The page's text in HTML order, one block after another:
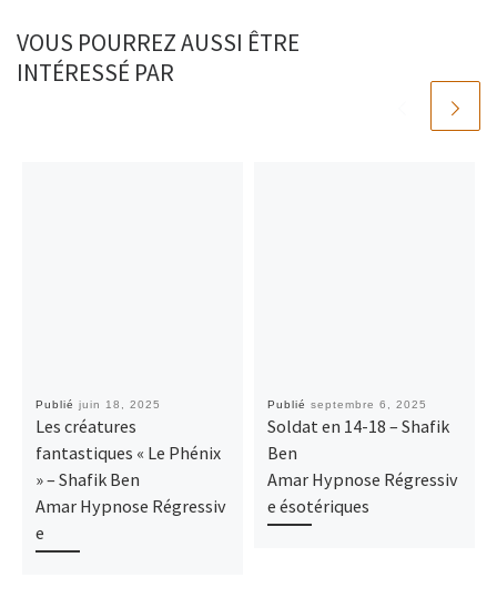
VOUS POURREZ AUSSI ÊTRE
INTÉRESSÉ PAR
Publié juin 18, 2025
Les créatures
fantastiques « Le Phénix
» – Shafik Ben
Amar Hypnose Régressiv
e
Publié septembre 6, 2025
Soldat en 14-18 – Shafik
Ben
Amar Hypnose Régressiv
e ésotériques